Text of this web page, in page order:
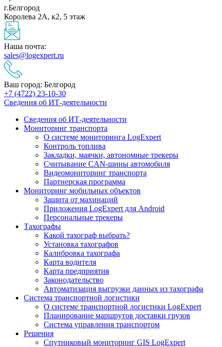
г.Белгород
Королева 2А, к2, 5 этаж
Наша почта:
sales@logexpert.ru
Ваш город: Белгород
+7 (4722) 23-10-30
Сведения об ИТ-деятельности
Сведения об ИТ-деятельности
Мониторинг транспорта
О системе мониторинга LogExpert
Контроль топлива
Закладки, маячки, автономные трекеры
Считывание CAN-шины автомобиля
Видеомониторинг транспорта
Партнерская программа
Мониторинг мобильных объектов
Защита от махинаций
Приложения LogExpert для Android
Персональные трекеры
Тахографы
Какой тахограф выбрать?
Установка тахографов
Калибровка тахографа
Карта водителя
Карта предприятия
Законодательство
Автоматизация выгрузки данных из тахографа
Система транспортной логистики
О системе транспортной логистики LogExpert
Планирование маршрутов доставки грузов
Система управления транспортом
Решения
Спутниковый мониторинг GIS LogExpert